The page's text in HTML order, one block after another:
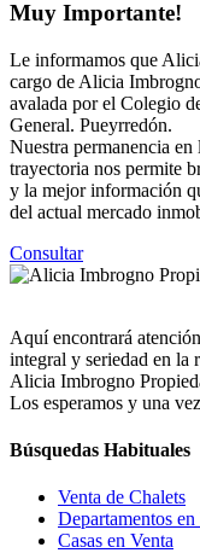
Muy Importante!
Le informamos que
cargo de Alicia
avalada por el Colegio
General. Pueyrredón.
Nuestra permanencia
trayectoria nos permite
y la mejor información
del actual mercado
Consultar
Aquí encontrará
integral y seriedad en la
Alicia Imbrogno
Los esperamos y una
Búsquedas Habituales
Venta de Chalets
Departamentos en
Casas en Venta